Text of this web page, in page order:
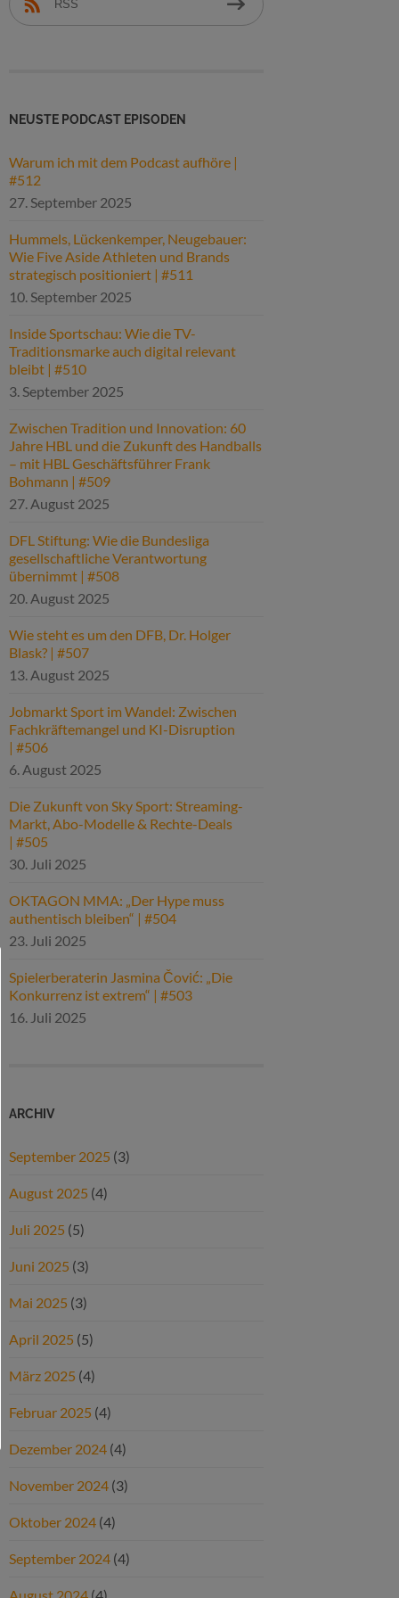
RSS
NEUSTE PODCAST EPISODEN
Warum ich mit dem Podcast aufhöre |
#512
27. September 2025
Hummels, Lückenkemper, Neugebauer:
Wie Five Aside Athleten und Brands
strategisch positioniert | #511
10. September 2025
Inside Sportschau: Wie die TV-
Traditionsmarke auch digital relevant
bleibt | #510
3. September 2025
Zwischen Tradition und Innovation: 60
Jahre HBL und die Zukunft des Handballs
– mit HBL Geschäftsführer Frank
Bohmann | #509
27. August 2025
DFL Stiftung: Wie die Bundesliga
gesellschaftliche Verantwortung
übernimmt | #508
20. August 2025
Wie steht es um den DFB, Dr. Holger
Blask? | #507
13. August 2025
Jobmarkt Sport im Wandel: Zwischen
Fachkräftemangel und KI-Disruption
| #506
6. August 2025
Die Zukunft von Sky Sport: Streaming-
Markt, Abo-Modelle & Rechte-Deals
| #505
30. Juli 2025
OKTAGON MMA: „Der Hype muss
authentisch bleiben“ | #504
23. Juli 2025
Spielerberaterin Jasmina Čović: „Die
Konkurrenz ist extrem“ | #503
16. Juli 2025
ARCHIV
September 2025 (3)
August 2025 (4)
Juli 2025 (5)
Juni 2025 (3)
Mai 2025 (3)
April 2025 (5)
März 2025 (4)
Februar 2025 (4)
Dezember 2024 (4)
November 2024 (3)
Oktober 2024 (4)
September 2024 (4)